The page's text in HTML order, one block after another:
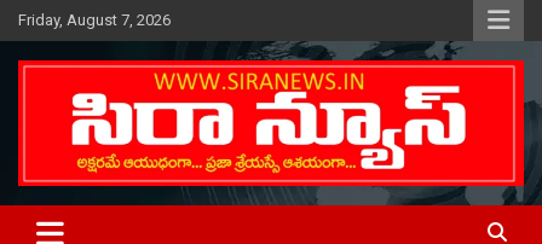
Skip
to
content
Friday, August 7, 2026
SIRA NEWS
Telugu Online News Daily